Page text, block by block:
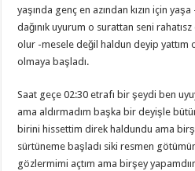
yaşında genç en azından kızın için yaşa
dağınık uyurum o surattan seni
olur -mesele değil haldun deyip yattım
olmaya başladı.
Saat geçe 02:30 etrafı bir şeydi ben
ama aldırmadım başka bir deyişle
birini hissettim direk haldundu ama
sürtüneme başladı siki resmen
gözlermimi açtım ama birşey